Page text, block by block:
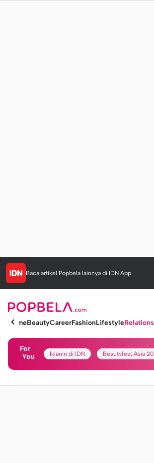
Baca artikel Popbela lainnya di IDN App
HomeBeautyCareerFashionLifestyle
For
You
Iklanin di IDN Beautyfest Asia